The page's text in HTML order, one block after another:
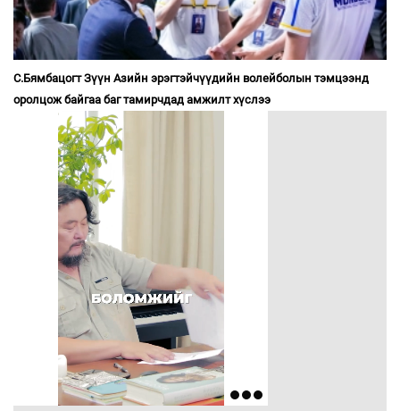
С.Бямбацогт Зүүн Азийн эрэгтэйчүүдийн волейболын тэмцээнд
оролцож байгаа баг тамирчдад амжилт хүслээ